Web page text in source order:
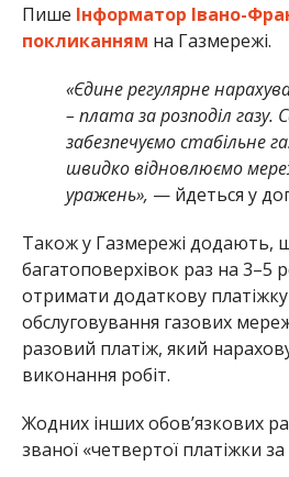
Пише Інформатор Івано-
покликанням на Газмережі.
«Єдине регулярне
– плата за розподіл
забезпечуємо стабільне
швидко відновлюємо
уражень», — йдеться у
Також у Газмережі додають,
багатоповерхівок раз на 3–5
отримати додаткову платіжку
обслуговування газових
разовий платіж, який
виконання робіт.
Жодних інших обов’язкових
званої «четвертої платіжки за